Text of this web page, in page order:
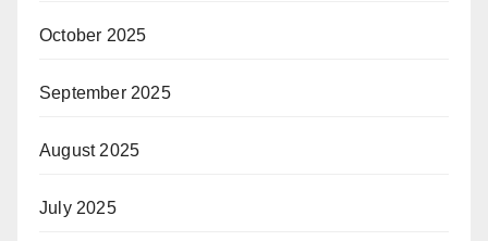
October 2025
September 2025
August 2025
July 2025